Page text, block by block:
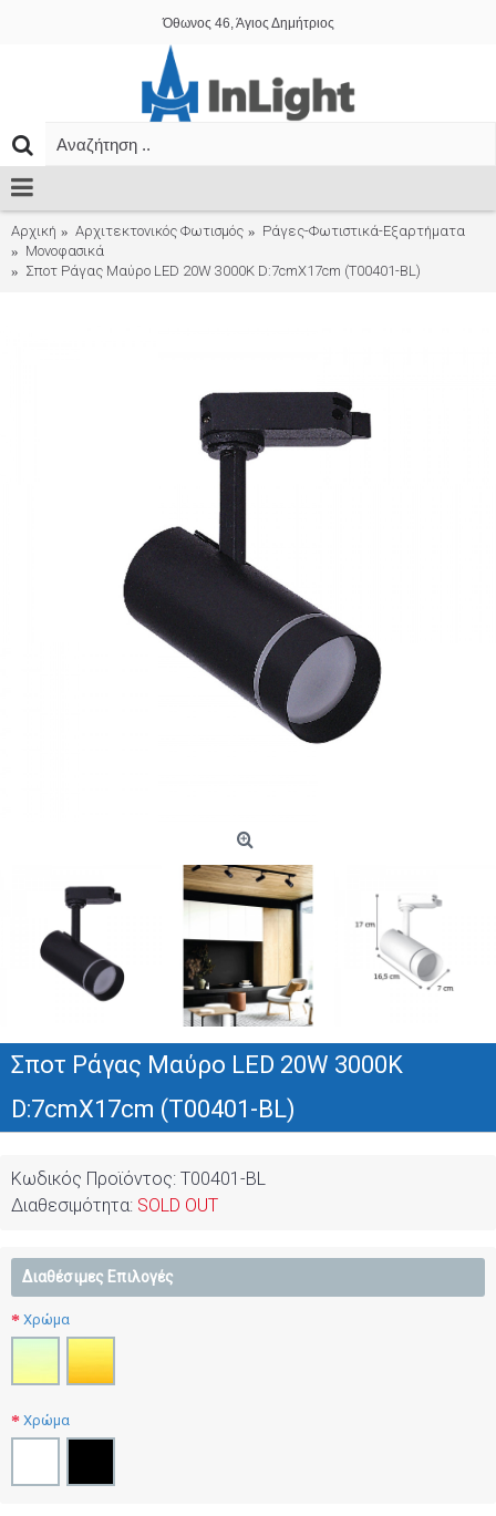
Όθωνος 46, Άγιος Δημήτριος
Αρχική Αρχιτεκτονικός Φωτισμός
Ράγες-Φωτιστικά-Εξαρτήματα
Μονοφασικά
Σποτ Ράγας Μαύρο LED 20W 3000K D:7cmX17cm (T00401-BL)
Σποτ Ράγας Μαύρο LED 20W 3000K
D:7cmX17cm (T00401-BL)
Κωδικός Προϊόντος: T00401-BL
Διαθεσιμότητα: SOLD OUT
Διαθέσιμες Επιλογές
Χρώμα
Χρώμα